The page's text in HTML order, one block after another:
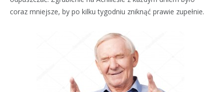
coraz mniejsze, by po kilku tygodniu zniknąć prawie zupełnie.